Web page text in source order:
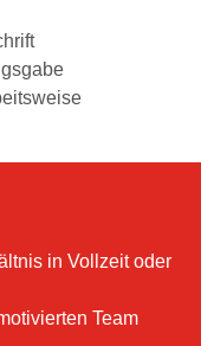
in Vollzeit oder
Team